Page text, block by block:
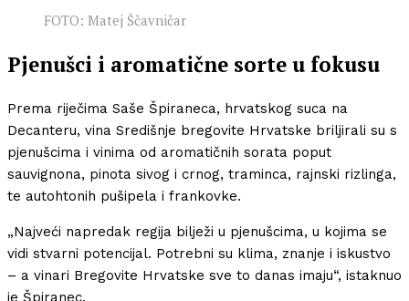
FOTO: Matej Ščavničar
Pjenušci i aromatične sorte u fokusu
Prema riječima Saše Špiraneca, hrvatskog suca na
Decanteru, vina Središnje bregovite Hrvatske briljirali su s
pjenušcima i vinima od aromatičnih sorata poput
sauvignona, pinota sivog i crnog, traminca, rajnski rizlinga,
te autohtonih pušipela i frankovke.
„Najveći napredak regija bilježi u pjenušcima, u kojima se
vidi stvarni potencijal. Potrebni su klima, znanje i iskustvo
– a vinari Bregovite Hrvatske sve to danas imaju“, istaknuo